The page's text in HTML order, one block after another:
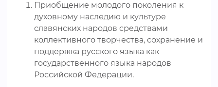
Приобщение молодого поколения к
духовному наследию и культуре
славянских народов средствами
коллективного творчества, сохранение и
поддержка русского языка как
государственного языка народов
Российской Федерации.